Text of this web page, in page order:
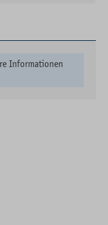
Informationen